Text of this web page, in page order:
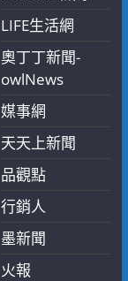
LIFE生活網
奧丁丁新聞-
owlNews
媒事網
天天上新聞
品觀點
行銷人
墨新聞
火報